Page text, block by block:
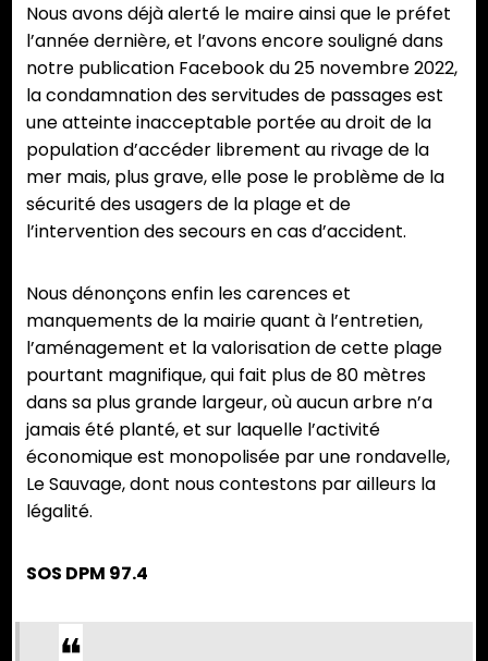
Nous avons déjà alerté le maire ainsi que le préfet
l’année dernière, et l’avons encore souligné dans
notre publication Facebook du 25 novembre 2022,
la condamnation des servitudes de passages est
une atteinte inacceptable portée au droit de la
population d’accéder librement au rivage de la
mer mais, plus grave, elle pose le problème de la
sécurité des usagers de la plage et de
l’intervention des secours en cas d’accident.
Nous dénonçons enfin les carences et
manquements de la mairie quant à l’entretien,
l’aménagement et la valorisation de cette plage
pourtant magnifique, qui fait plus de 80 mètres
dans sa plus grande largeur, où aucun arbre n’a
jamais été planté, et sur laquelle l’activité
économique est monopolisée par une rondavelle,
Le Sauvage, dont nous contestons par ailleurs la
légalité.
SOS DPM 97.4